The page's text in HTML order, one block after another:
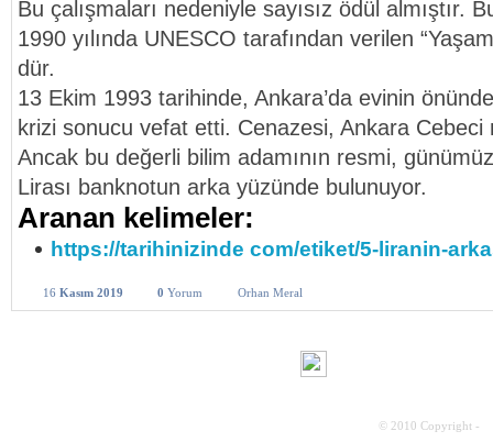
Bu çalışmaları nedeniyle sayısız ödül almıştır.
1990 yılında UNESCO tarafından verilen
dür.
13 Ekim 1993 tarihinde, Ankara’da evinin
krizi sonucu vefat etti. Cenazesi, Ankara Cebeci
Ancak bu değerli bilim adamının resmi,
Lirası banknotun arka yüzünde bulunuyor.
Aranan kelimeler:
https://tarihinizinde com/etiket/5-liranin-
16 Kasım 2019 0 Yorum Orhan Meral
© 2010 Copyright -